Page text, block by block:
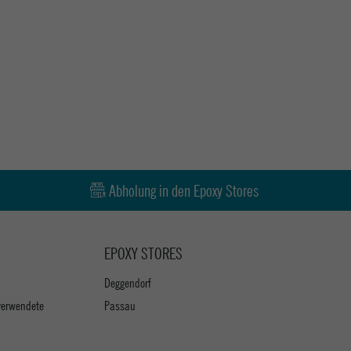
Abholung in den Epoxy Stores
EPOXY STORES
Deggendorf
Passau